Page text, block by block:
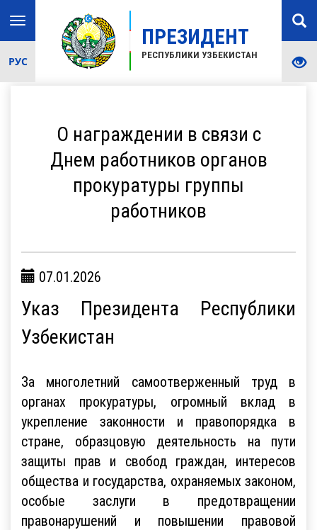
ПРЕЗИДЕНТ
РЕСПУБЛИКИ УЗБЕКИСТАН
Toggle
navigation
РУС
О награждении в связи с
Днем работников органов
прокуратуры группы
работников
07.01.2026
Указ Президента Республики
Узбекистан
За многолетний самоотверженный труд в
органах прокуратуры, огромный вклад в
укрепление законности и правопорядка в
стране, образцовую деятельность на пути
защиты прав и свобод граждан, интересов
общества и государства, охраняемых законом,
особые заслуги в предотвращении
правонарушений и повышении правовой